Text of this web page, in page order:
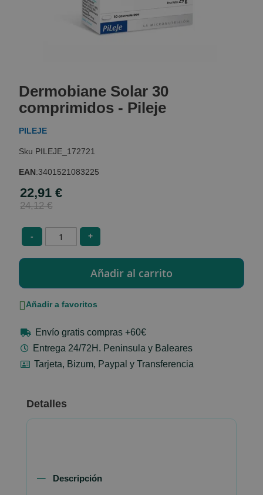
the
beginning
of
the
gallery
Dermobiane Solar 30
comprimidos - Pileje
PILEJE
PILEJE_172721
EAN:3401521083225
Special
Price
22,91 €
24,12 €
- +
Añadir a favoritos
Envío gratis compras +60€
Entrega 24/72H. Peninsula y Baleares
Tarjeta, Bizum, Paypal y Transferencia
Detalles
Descripción